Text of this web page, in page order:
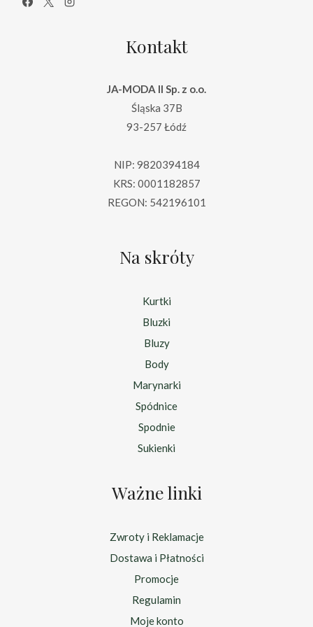
Kontakt
JA-MODA II Sp. z o.o.
Śląska 37B
93-257 Łódź
NIP: 9820394184
KRS: 0001182857
REGON: 542196101
Na skróty
Kurtki
Bluzki
Bluzy
Body
Marynarki
Spódnice
Spodnie
Sukienki
Ważne linki
Zwroty i Reklamacje
Dostawa i Płatności
Promocje
Regulamin
Moje konto